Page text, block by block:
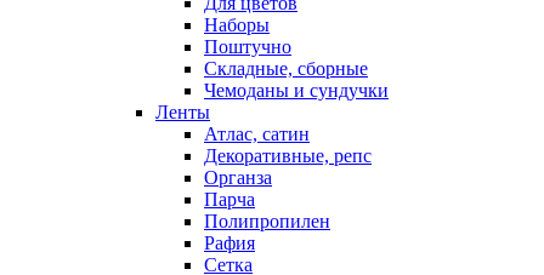
Наборы
Поштучно
Складные, сборные
Чемоданы и сундучки
Ленты
Атлас, сатин
Декоративные, репс
Органза
Парча
Полипропилен
Рафия
Сетка